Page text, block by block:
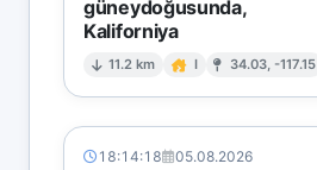
güneydoğusunda,
Kaliforniya
11.2 km I 34.03, -117.15
18:14:18 05.08.2026